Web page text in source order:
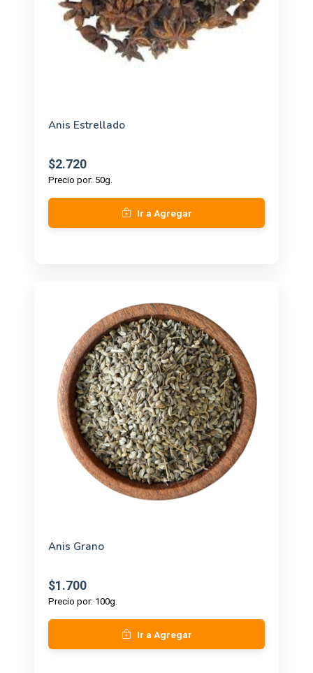
Anis Estrellado
$2.720
Precio por: 50g.
Ir a Agregar
Anis Grano
$1.700
Precio por: 100g.
Ir a Agregar